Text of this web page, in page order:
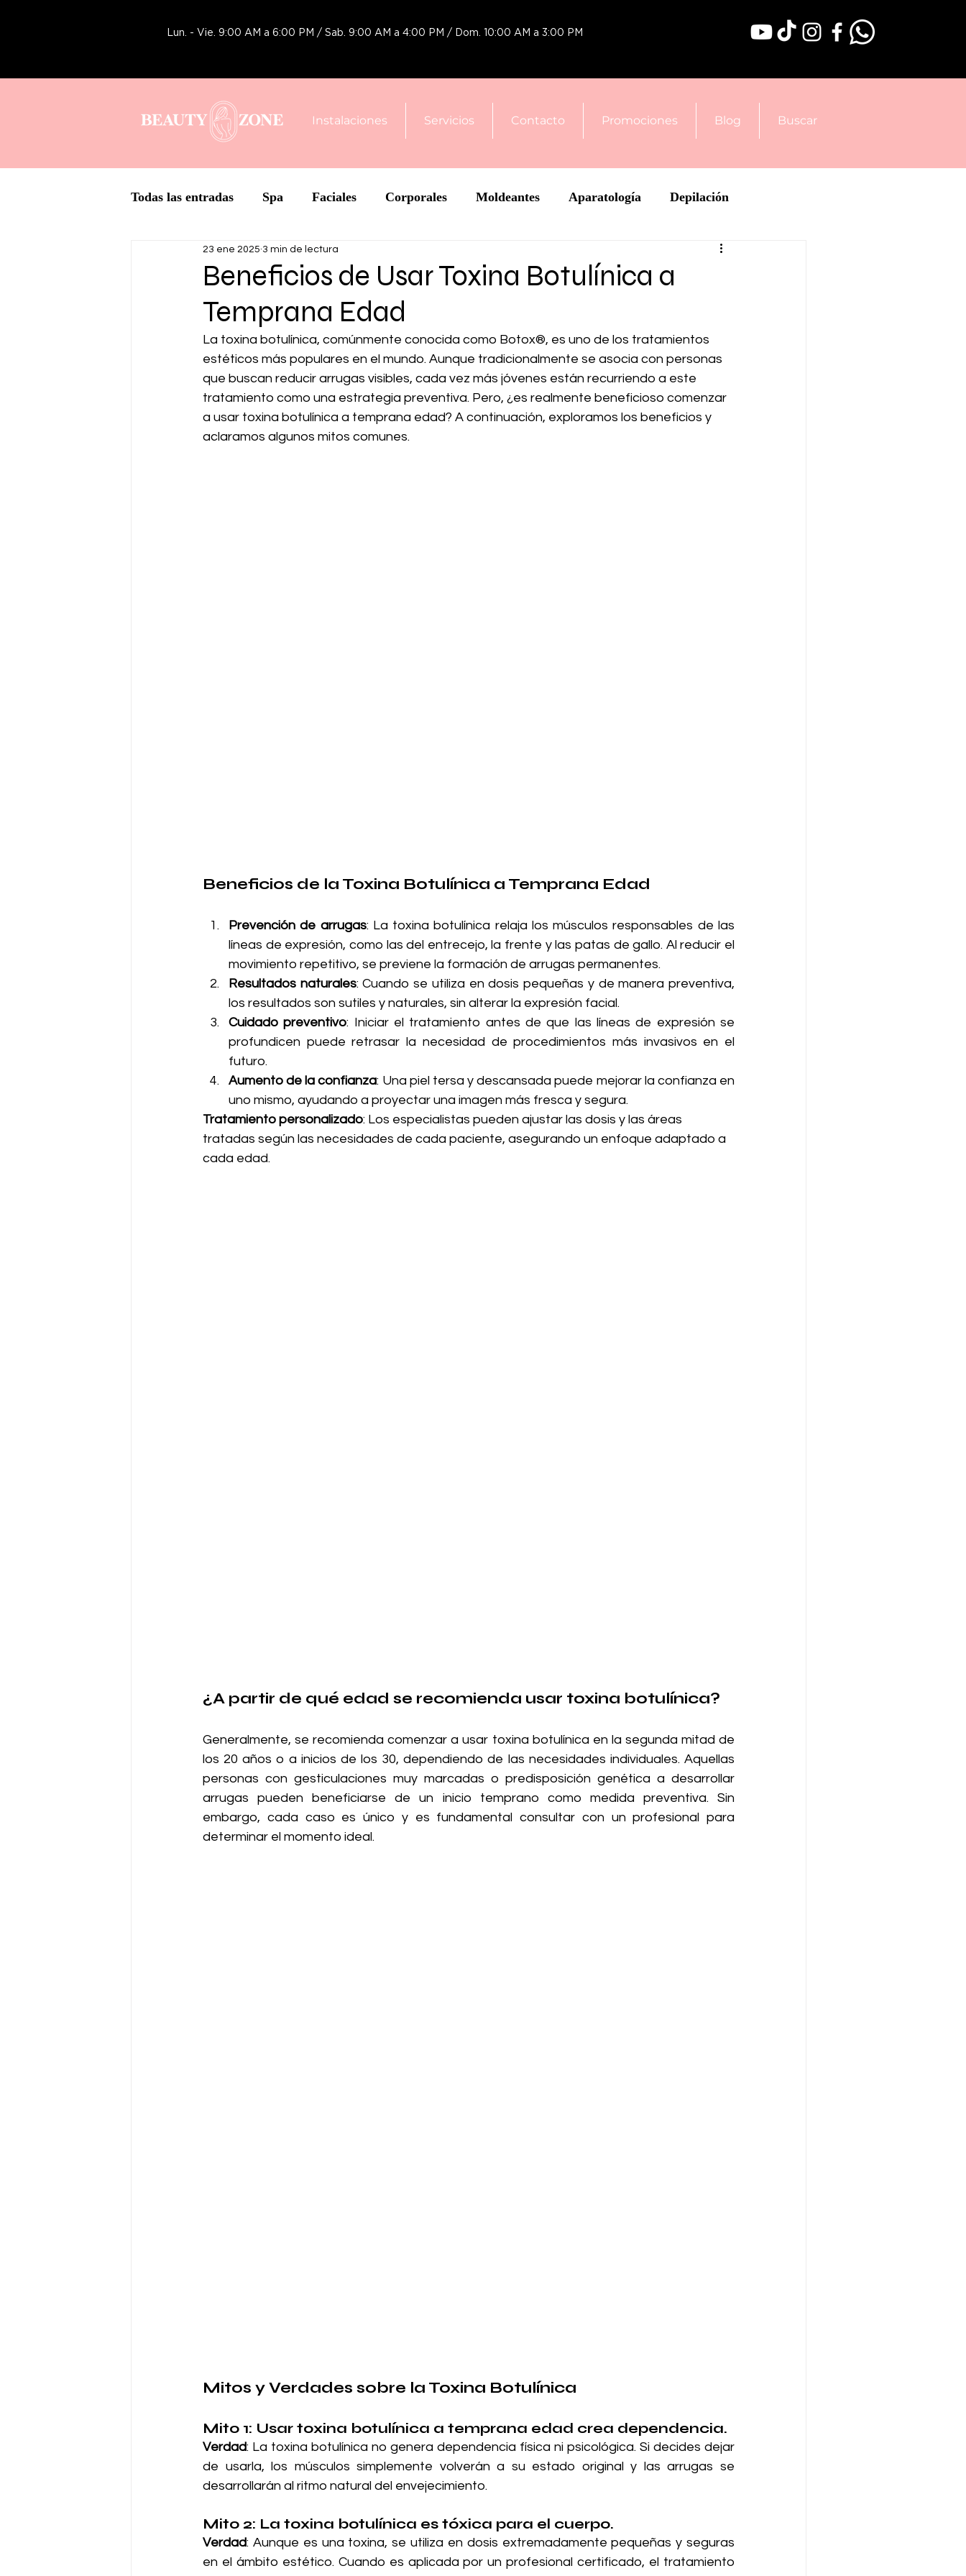
Lun. - Vie. 9:00 AM a 6:00 PM / Sab. 9:00 AM a 4:00 PM / Dom. 10:00 AM a 3:00 PM
Instalaciones Servicios Contacto Promociones Blog Buscar
Todas las entradas Spa Faciales Corporales Moldeantes Aparatología Depilación
Tecnología Botox y Rellenos
Beneficios de Usar Toxina Botulínica a
Temprana Edad
23 ene 2025 3 min de lectura
La toxina botulínica, comúnmente conocida como Botox®, es uno de los tratamientos
estéticos más populares en el mundo. Aunque tradicionalmente se asocia con personas
que buscan reducir arrugas visibles, cada vez más jóvenes están recurriendo a este
tratamiento como una estrategia preventiva. Pero, ¿es realmente beneficioso comenzar
a usar toxina botulínica a temprana edad? A continuación, exploramos los beneficios y
aclaramos algunos mitos comunes.
Beneficios de la Toxina Botulínica a Temprana Edad
Prevención de arrugas: La toxina botulínica relaja los músculos responsables de las
líneas de expresión, como las del entrecejo, la frente y las patas de gallo. Al reducir el
movimiento repetitivo, se previene la formación de arrugas permanentes.
Resultados naturales: Cuando se utiliza en dosis pequeñas y de manera preventiva,
los resultados son sutiles y naturales, sin alterar la expresión facial.
Cuidado preventivo: Iniciar el tratamiento antes de que las líneas de expresión se
profundicen puede retrasar la necesidad de procedimientos más invasivos en el
futuro.
Aumento de la confianza: Una piel tersa y descansada puede mejorar la confianza en
uno mismo, ayudando a proyectar una imagen más fresca y segura.
Tratamiento personalizado: Los especialistas pueden ajustar las dosis y las áreas
tratadas según las necesidades de cada paciente, asegurando un enfoque adaptado a
cada edad.
¿A partir de qué edad se recomienda usar toxina botulínica?
Generalmente, se recomienda comenzar a usar toxina botulínica en la segunda mitad de
los 20 años o a inicios de los 30, dependiendo de las necesidades individuales. Aquellas
personas con gesticulaciones muy marcadas o predisposición genética a desarrollar
arrugas pueden beneficiarse de un inicio temprano como medida preventiva. Sin
embargo, cada caso es único y es fundamental consultar con un profesional para
determinar el momento ideal.
Mitos y Verdades sobre la Toxina Botulínica
Mito 1: Usar toxina botulínica a temprana edad crea dependencia.
Verdad: La toxina botulínica no genera dependencia física ni psicológica. Si decides dejar
de usarla, los músculos simplemente volverán a su estado original y las arrugas se
desarrollarán al ritmo natural del envejecimiento.
Mito 2: La toxina botulínica es tóxica para el cuerpo.
Verdad: Aunque es una toxina, se utiliza en dosis extremadamente pequeñas y seguras
en el ámbito estético. Cuando es aplicada por un profesional certificado, el tratamiento